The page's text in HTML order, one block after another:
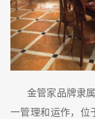
金管家品牌隶
一管理和运作，位